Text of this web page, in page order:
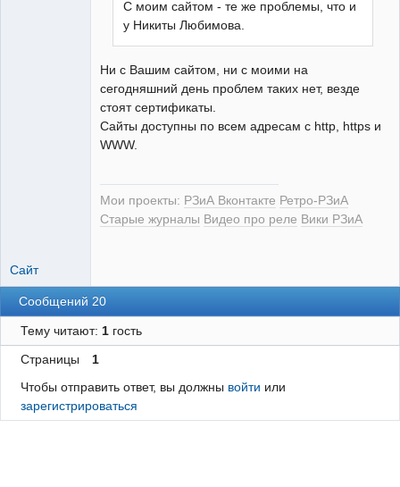
С моим сайтом - те же проблемы, что и
у Никиты Любимова.
Ни с Вашим сайтом, ни с моими на
сегодняшний день проблем таких нет, везде
стоят сертификаты.
Сайты доступны по всем адресам с http, https и
WWW.
Мои проекты: РЗиА Вконтакте Ретро-РЗиА
Старые журналы Видео про реле Вики РЗиА
Сайт
Сообщений 20
Тему читают: 1гость
Страницы
1
Чтобы отправить ответ, вы должны войти или
зарегистрироваться